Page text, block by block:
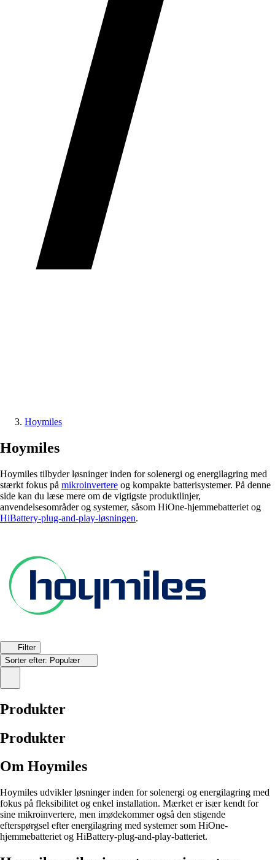
Hoymiles
Hoymiles
Hoymiles tilbyder løsninger inden for solenergi og energilagring med
stærkt fokus på mikroinvertere og kompakte batterisystemer. På denne
side kan du læse mere om de vigtigste produktlinjer,
anvendelsesområder og systemer, såsom HiOne-hjemmebatteriet og
HiBattery-plug-and-play-løsningen.
Filter
Sorter efter: Populær
Produkter
Produkter
Om Hoymiles
Hoymiles udvikler løsninger inden for solenergi og energilagring med
fokus på fleksibilitet og enkel installation. Mærket er især kendt for
sine mikroinvertere, men imødekommer også den stigende
efterspørgsel efter energilagring med systemer som HiOne-
hjemmebatteriet og HiBattery-plug-and-play-batteriet.